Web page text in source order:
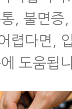
, 불면증
렵다면,
도움됩